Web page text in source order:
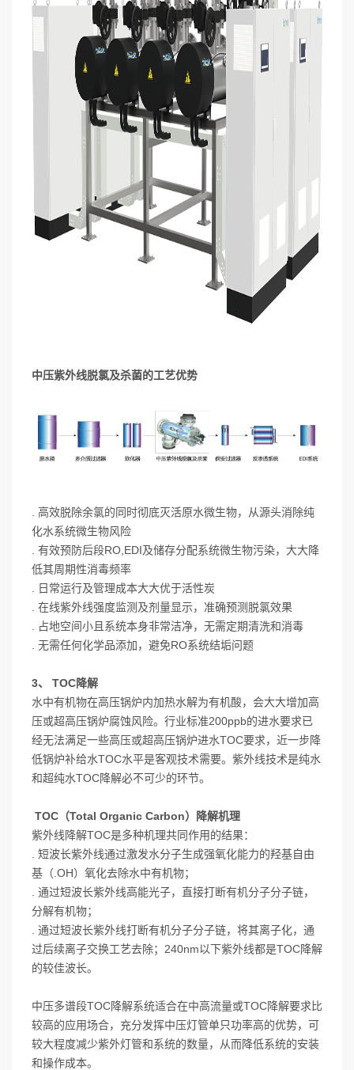
中压紫外线脱氯及杀菌的工艺优势
. 高效脱除余氯的同时彻底灭活原水微生物，从源头消除纯
化水系统微生物风险
. 有效预防后段RO,EDI及储存分配系统微生物污染，大大降
低其周期性消毒频率
. 日常运行及管理成本大大优于活性炭
. 在线紫外线强度监测及剂量显示，准确预测脱氯效果
. 占地空间小且系统本身非常洁净，无需定期清洗和消毒
. 无需任何化学品添加，避免RO系统结垢问题
3、 TOC降解
水中有机物在高压锅炉内加热水解为有机酸，会大大增加高
压或超高压锅炉腐蚀风险。行业标准200ppb的进水要求已
经无法满足一些高压或超高压锅炉进水TOC要求，近一步降
低锅炉补给水TOC水平是客观技术需要。紫外线技术是纯水
和超纯水TOC降解必不可少的环节。
TOC（Total Organic Carbon）降解机理
紫外线降解TOC是多种机理共同作用的结果：
. 短波长紫外线通过激发水分子生成强氧化能力的羟基自由
基（.OH）氧化去除水中有机物；
通过短波长紫外线高能光子，直接打断有机分子分子链，
分解有机物；
. 通过短波长紫外线打断有机分子分子链，将其离子化，通
过后续离子交换工艺去除；240nm以下紫外线都是TOC降解
的较佳波长。
中压多谱段TOC降解系统适合在中高流量或TOC降解要求比
较高的应用场合，充分发挥中压灯管单只功率高的优势，可
较大程度减少紫外灯管和系统的数量，从而降低系统的安装
和操作成本。